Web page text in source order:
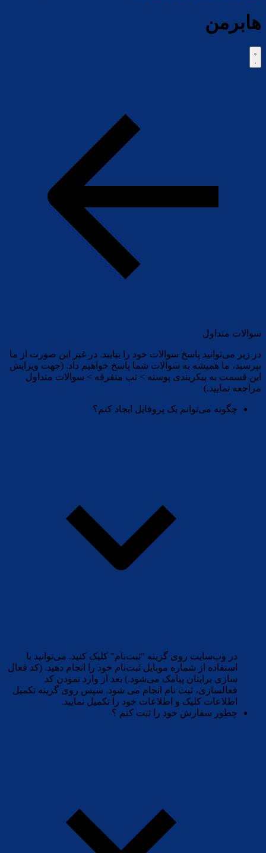
هابرمن
سوالات متداول
در زیر می‌توانید پاسخ سوالات خود را بیابید. در غیر این صورت از ما
بپرسید، ما همیشه به سوالات شما پاسخ خواهیم داد. (جهت ویرایش
این قسمت به پیکربندی پوسته > تب متفرقه > سوالات متداول
مراجعه نمایید.)
چگونه می‌توانم یک پروفایل ایجاد کنم؟
در وب‌سایت روی گزینه "ثبت‌نام" کلیک کنید. می‌توانید با
استفاده از شماره موبایل ثبت‌نام خود را انجام دهید. (کد فعال
سازی برایتان پیامک می‌شود.) بعد از وارد نمودن کد
فعالسازی، ثبت نام انجام می شود. سپس روی گزینه تکمیل
اطلاعات کلیک و اطلاعات خود را تکمیل نمایید.
چطور سفارش خود را ثبت کنم ؟